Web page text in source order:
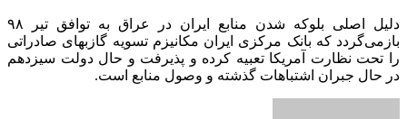
دلیل اصلی بلوکه شدن منابع ایران در عراق به توافق تیر ۹۸
بازمی‌گردد که بانک مرکزی ایران مکانیزم تسویه گازبهای صادراتی
را تحت نظارت آمریکا تعبیه کرده و پذیرفت و حال دولت سیزدهم
در حال جبران اشتباهات گذشته و وصول منابع است.